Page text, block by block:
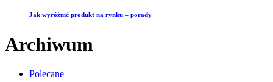
Jak wyróżnić produkt na rynku – porady
Archiwum
Polecane